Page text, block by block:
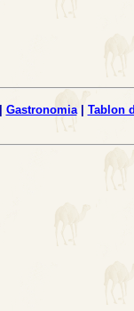
Gastronomia| Tablon